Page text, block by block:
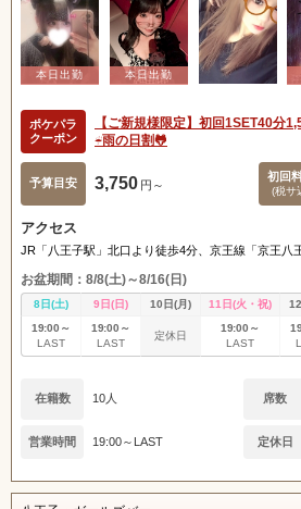
ポケパラ
クーポン
【ご新規様限定】初回1SET40分
☔雨の日割🐸
予算目安 3,750 円～
初回
(税サ
アクセス
JR「八王子駅」北口より徒歩4分、京王線「京王八
お盆期間：8/8(土)～8/16(日)
8日(土) 9日(日) 10日(月) 11日(火・祝)
19:00～
LAST
19:00～
LAST
定休日
19:00～
LAST
在籍数 10人 席数
営業時間 19:00～LAST 定休日